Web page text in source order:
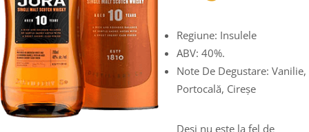
Regiune: Insulele
ABV: 40%.
Note De Degustare: Vanilie,
Portocală, Cireșe
Deși nu este la fel de